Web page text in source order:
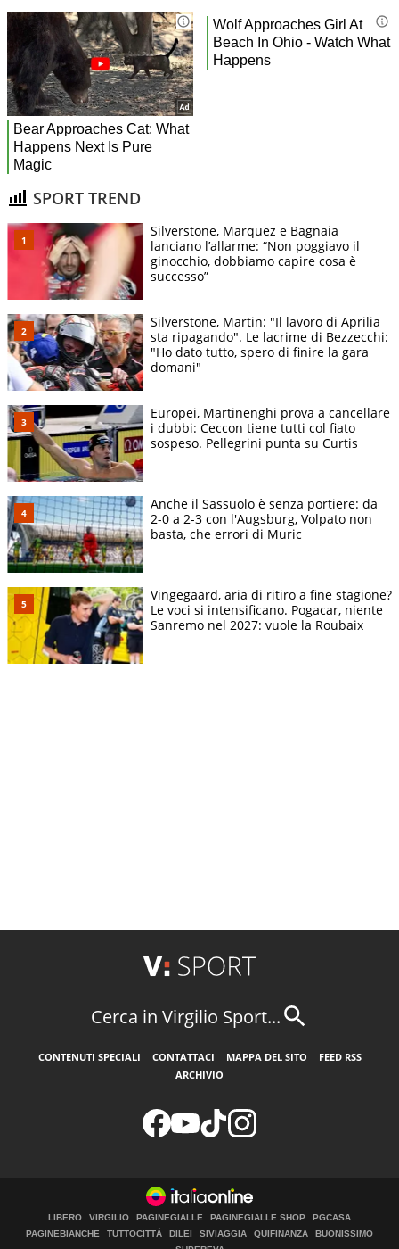
SPORT TREND
Silverstone, Marquez e Bagnaia
lanciano l’allarme: “Non poggiavo il
ginocchio, dobbiamo capire cosa è
successo”
Silverstone, Martin: "Il lavoro di Aprilia
sta ripagando". Le lacrime di Bezzecchi:
"Ho dato tutto, spero di finire la gara
domani"
Europei, Martinenghi prova a cancellare
i dubbi: Ceccon tiene tutti col fiato
sospeso. Pellegrini punta su Curtis
Anche il Sassuolo è senza portiere: da
2-0 a 2-3 con l'Augsburg, Volpato non
basta, che errori di Muric
Vingegaard, aria di ritiro a fine stagione?
Le voci si intensificano. Pogacar, niente
Sanremo nel 2027: vuole la Roubaix
Cerca in Virgilio Sport...
CONTENUTI SPECIALI CONTATTACI MAPPA DEL SITO
FEED RSS
ARCHIVIO
LIBERO VIRGILIO PAGINEGIALLE PAGINEGIALLE SHOP
PGCASA
PAGINEBIANCHE
TUTTOCITTÀ DILEI SIVIAGGIA QUIFINANZA
BUONISSIMO